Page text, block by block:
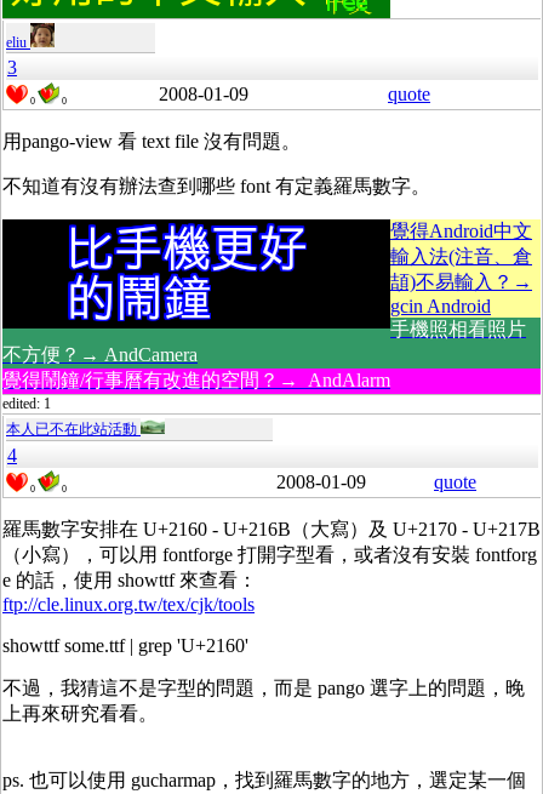
eliu
3
0 0 2008-01-09 quote
用pango-view 看 text file 沒有問題。
不知道有沒有辦法查到哪些 font 有定義羅馬數字。
覺得Android中文
輸入法(注音、倉
頡)不易輸入？→
gcin Android
手機照相看照片
不方便？→ AndCamera
覺得鬧鐘/行事曆有改進的空間？→ AndAlarm
edited: 1
本人已不在此站活動
4
0 0 2008-01-09 quote
羅馬數字安排在 U+2160 - U+216B（大寫）及 U+2170 - U+217B
（小寫），可以用 fontforge 打開字型看，或者沒有安裝 fontforg
e 的話，使用 showttf 來查看：
ftp://cle.linux.org.tw/tex/cjk/tools
showttf some.ttf | grep 'U+2160'
不過，我猜這不是字型的問題，而是 pango 選字上的問題，晚
上再來研究看看。
ps. 也可以使用 gucharmap，找到羅馬數字的地方，選定某一個